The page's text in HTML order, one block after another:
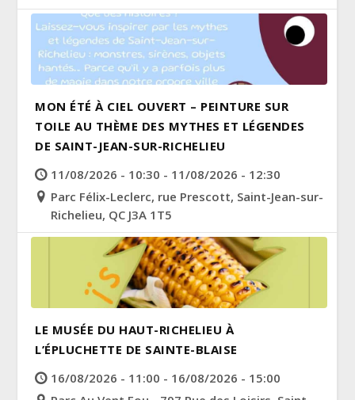
MON ÉTÉ À CIEL OUVERT – PEINTURE SUR
TOILE AU THÈME DES MYTHES ET LÉGENDES
DE SAINT-JEAN-SUR-RICHELIEU
11/08/2026 - 10:30 - 11/08/2026 - 12:30
Parc Félix-Leclerc, rue Prescott, Saint-Jean-sur-
Richelieu, QC J3A 1T5
LE MUSÉE DU HAUT-RICHELIEU À
L’ÉPLUCHETTE DE SAINTE-BLAISE
16/08/2026 - 11:00 - 16/08/2026 - 15:00